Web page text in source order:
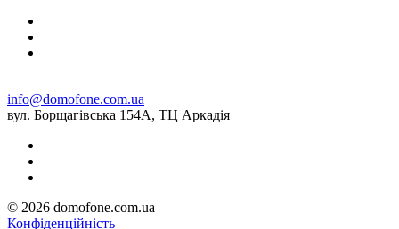
info@domofone.com.ua
вул. Борщагівська 154А, ТЦ Аркадія
© 2026 domofone.com.ua
Конфіденційність